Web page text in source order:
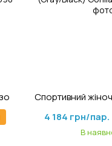
4 184 грн/пар.
В